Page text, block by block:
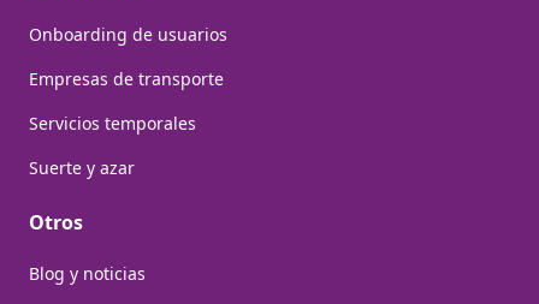
Onboarding de usuarios
Empresas de transporte
Servicios temporales
Suerte y azar
Otros
Blog y noticias